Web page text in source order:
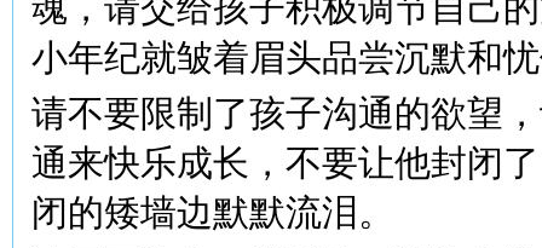
魂，请交给孩子积极调节自己
小年纪就皱着眉头品尝沉默和
请不要限制了孩子沟通的欲望
通来快乐成长，不要让他封闭
闭的矮墙边默默流泪。